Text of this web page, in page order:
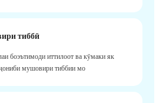
тиббӣ
боэътимоди иттилоот ва кӯмаки як
мушовири тиббии мо